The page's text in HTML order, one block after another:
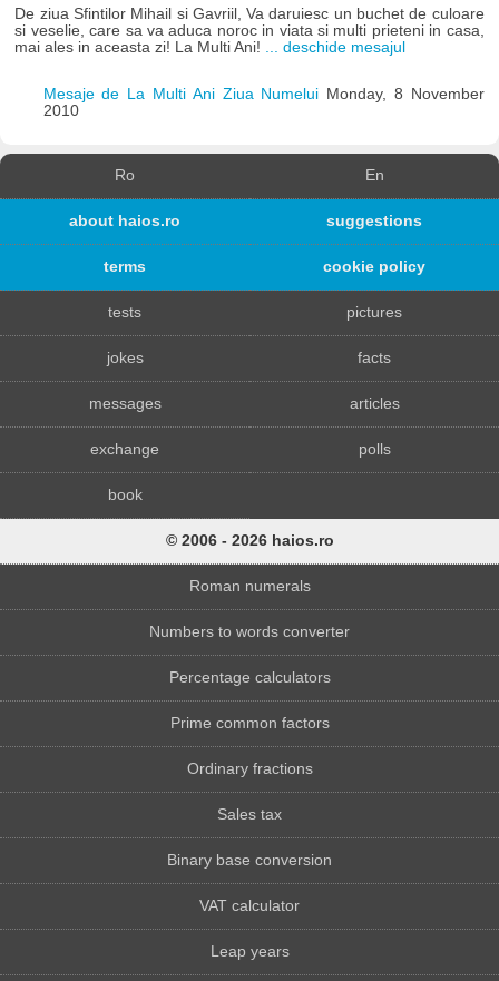
De ziua Sfintilor Mihail si Gavriil, Va daruiesc un buchet de culoare
si veselie, care sa va aduca noroc in viata si multi prieteni in casa,
mai ales in aceasta zi! La Multi Ani!
... deschide mesajul
Mesaje de La Multi Ani Ziua Numelui Monday, 8 November
2010
Ro En
about haios.ro suggestions
terms cookie policy
tests pictures
jokes facts
messages articles
exchange polls
book
© 2006 - 2026 haios.ro
Roman numerals
Numbers to words converter
Percentage calculators
Prime common factors
Ordinary fractions
Sales tax
Binary base conversion
VAT calculator
Leap years